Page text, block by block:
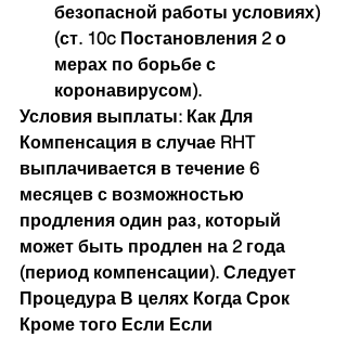
безопасной работы условиях)
(ст. 10c Постановления 2 о
мерах по борьбе с
коронавирусом).
Условия выплаты: Как Для
Компенсация в случае RHT
выплачивается в течение 6
месяцев с возможностью
продления один раз, который
может быть продлен на 2 года
(период компенсации). Следует
Процедура В целях Когда Срок
Кроме того Если Если